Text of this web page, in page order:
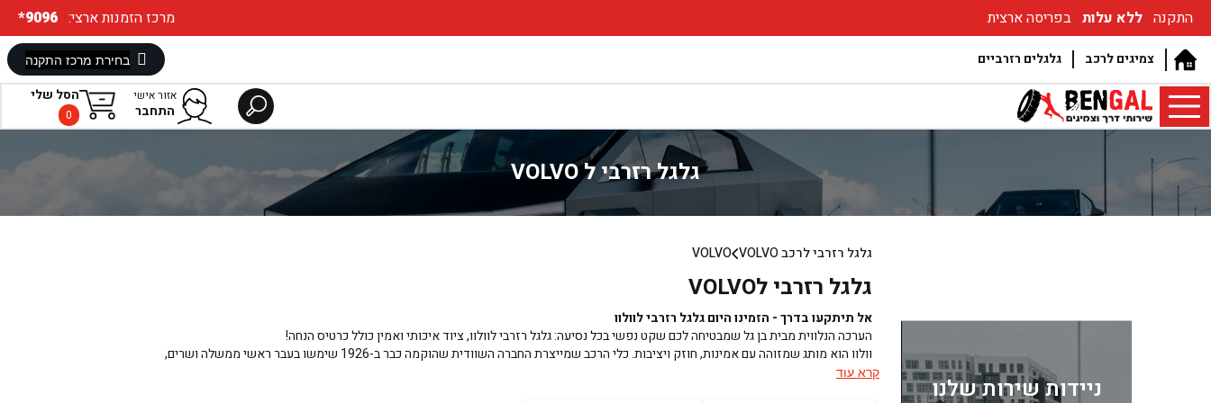
*9096 :מרכז הזמנות ארצי התקנה ללא עלות בפריסה ארצית
גלגלים רזרביים
צמיגים לרכב
הסל שלי
0
אזור אישי
התחבר
גלגל רזרבי ל VOLVO
ניידות שירות שלנו
גלגל רזרבי לרכב VOLVO VOLVO
גלגל רזרבי לVOLVO
אל תיתקעו בדרך - הזמינו היום גלגל רזרבי לוולוו
הערכה הנלווית מבית בן גל שמבטיחה לכם שקט נפשי בכל נסיעה: גלגל רזרבי לוולוו, ציוד איכותי ואמין כולל כרטיס הנחה!
וולוו הוא מותג שמזוהה עם אמינות, חוזק ויציבות. כלי הרכב שמייצרת החברה השוודית שהוקמה כבר ב-1926 שימשו בעבר ראשי ממשלה ושרים,
וגם היום הם משדרים יוקרה בלתי מתפשרת. גם כך כל מי שנוהג בוולוו עלול למצוא את עצמו בצידי הדרך בגלל פנצ'ר - ובמקרה כזה כדאי שיהיה
קרא עוד